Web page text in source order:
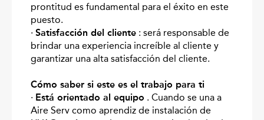
prontitud es fundamental para el éxito en este
puesto.
· Satisfacción del cliente : será responsable de
brindar una experiencia increíble al cliente y
garantizar una alta satisfacción del cliente.
Cómo saber si este es el trabajo para ti
· Está orientado al equipo . Cuando se una a
Aire Serv como aprendiz de instalación de